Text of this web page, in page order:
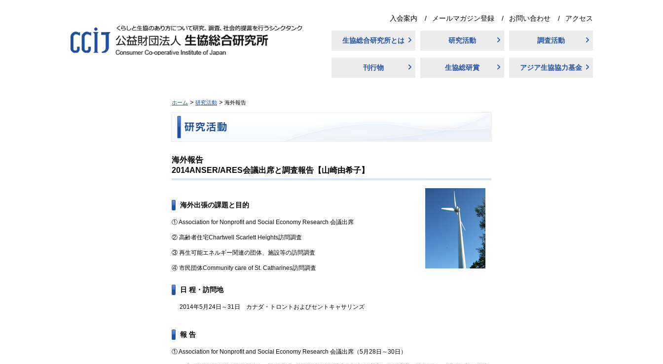
入会案内 メールマガジン登録 お問い合わせ アクセス
生協総合研究所とは 研究活動 調査活動
刊行物 生協総研賞 アジア生協協力基金
ホーム 研究活動 海外報告
海外報告
2014ANSER/ARES会議出席と調査報告【山崎由希子】
海外出張の課題と目的
① Association for Nonprofit and Social Economy Research 会議出席
② 高齢者住宅Chartwell Scarlett Heights訪問調査
③ 再生可能エネルギー関連の団体、施設等の訪問調査
④ 市民団体Community care of St. Catharines訪問調査
日 程・訪問地
2014年5月24日～31日 カナダ・トロントおよびセントキャサリンズ
報 告
① Association for Nonprofit and Social Economy Research 会議出席（5月28日～30日）